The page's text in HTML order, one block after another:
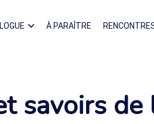
À PARAÎTRE
savoirs de